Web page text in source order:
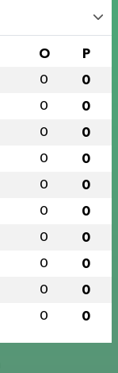
O P
0 0
0 0
0 0
0 0
0 0
0 0
0 0
0 0
0 0
0 0